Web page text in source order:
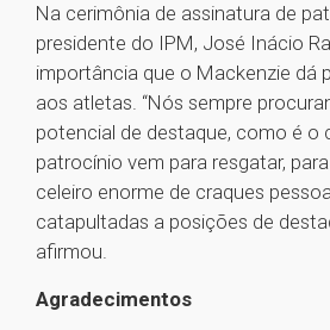
Na cerimônia de assinatura de
presidente do IPM, José Inácio
importância que o Mackenzie dá
aos atletas. “Nós sempre
potencial de destaque, como é o
patrocínio vem para resgatar,
celeiro enorme de craques
catapultadas a posições de
afirmou.
Agradecimentos